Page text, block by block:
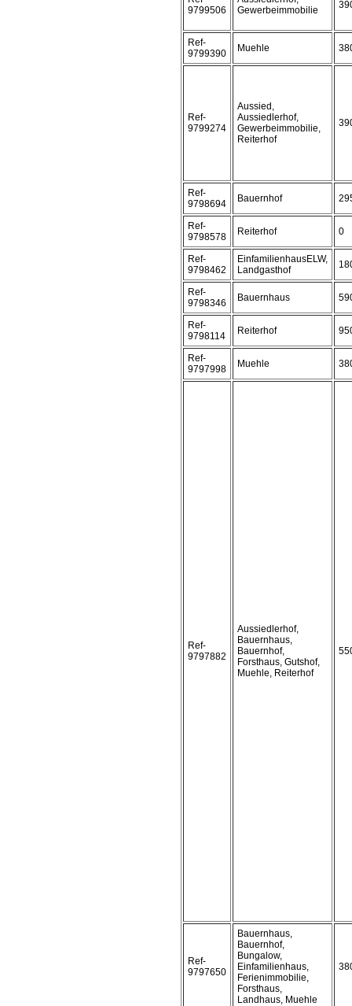
9799506
Gewerbeimmobilie
Ref-
9799390
Muehle
Ref-
9799274
Aussied,
Aussiedlerhof,
Gewerbeimmobilie,
Reiterhof
Ref-
9798694
Bauernhof
Ref-
9798578
Reiterhof 0
Ref-
9798462
EinfamilienhausELW,
Landgasthof
Ref-
9798346
Bauernhaus
Ref-
9798114
Reiterhof
Ref-
9797998
Muehle
Ref-
9797882
Aussiedlerhof,
Bauernhaus,
Bauernhof,
Forsthaus, Gutshof,
Muehle, Reiterhof
Ref-
9797650
Bauernhaus,
Bauernhof,
Bungalow,
Einfamilienhaus,
Ferienimmobilie,
Forsthaus,
Landhaus, Muehle